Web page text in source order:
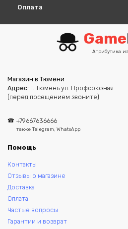
Оплата
Game
Атрибутика
Магазин в Тюмени
Адрес: г. Тюмень ул. Профсоюзная
(перед посещением звоните)
+79667636666
также Telegram, WhatsApp
Помощь
Контакты
Отзывы о магазине
Доставка
Оплата
Частые вопросы
Гарантии и возврат